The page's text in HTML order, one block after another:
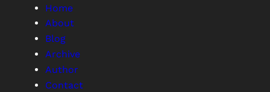
Home
About
Blog
Archive
Author
Contact